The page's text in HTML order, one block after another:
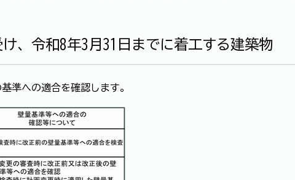
、令和8年3月31日までに着工する建築物
準への適合を確認します。